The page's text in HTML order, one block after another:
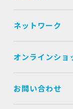
ネットワーク
オンラインショ
お問い合わせ